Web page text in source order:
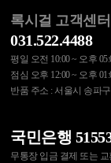
록시걸 고객센터
031.522.4488
평일 오전 10:00 ~ 오후
점심 오후 12:00 ~ 오후
반품 주소 : 서울시 송파
국민은행
무통장 입금 결제 또는